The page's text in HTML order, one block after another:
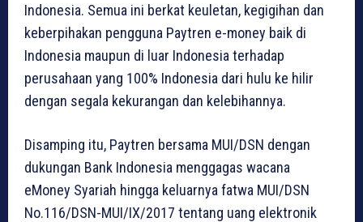
Indonesia. Semua ini berkat keuletan, kegigihan dan
keberpihakan pengguna Paytren e-money baik di
Indonesia maupun di luar Indonesia terhadap
perusahaan yang 100% Indonesia dari hulu ke hilir
dengan segala kekurangan dan kelebihannya.
Disamping itu, Paytren bersama MUI/DSN dengan
dukungan Bank Indonesia menggagas wacana
eMoney Syariah hingga keluarnya fatwa MUI/DSN
No.116/DSN-MUI/IX/2017 tentang uang elektronik